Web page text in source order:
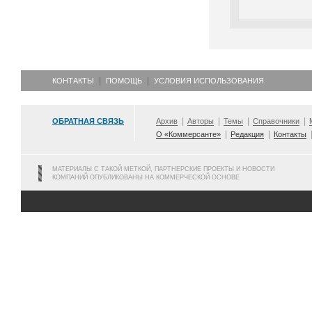
КОНТАКТЫ ПОМОЩЬ УСЛОВИЯ ИСПОЛЬЗОВАНИЯ
ОБРАТНАЯ СВЯЗЬ Архив Авторы Темы Справочники
О «Коммерсанте»
Редакция Контакты
МАТЕРИАЛЫ С ТАКОЙ МЕТКОЙ, ПАРТНЕРСКИЕ ПРОЕКТЫ И НОВОСТИ
КОМПАНИЙ ОПУБЛИКОВАНЫ НА КОММЕРЧЕСКОЙ ОСНОВЕ